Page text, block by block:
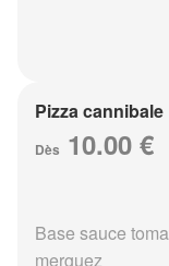
Pizza cannibale
Dès 10.00 €
Base sauce
merguez